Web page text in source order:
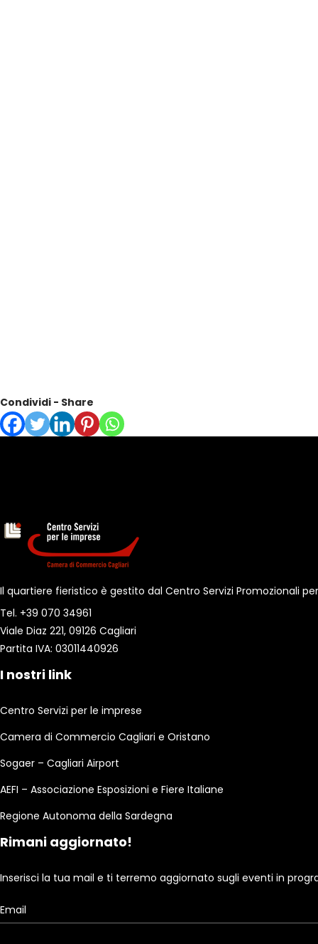
Condividi - Share
Il quartiere fieristico è gestito dal Centro Servizi Promozionali
Tel. +39 070 34961
Viale Diaz 221, 09126 Cagliari
Partita IVA: 03011440926
I nostri link
Centro Servizi per le imprese
Camera di Commercio Cagliari e Oristano
Sogaer – Cagliari Airport
AEFI – Associazione Esposizioni e Fiere Italiane
Regione Autonoma della Sardegna
Rimani aggiornato!
Inserisci la tua mail e ti terremo aggiornato sugli eventi in